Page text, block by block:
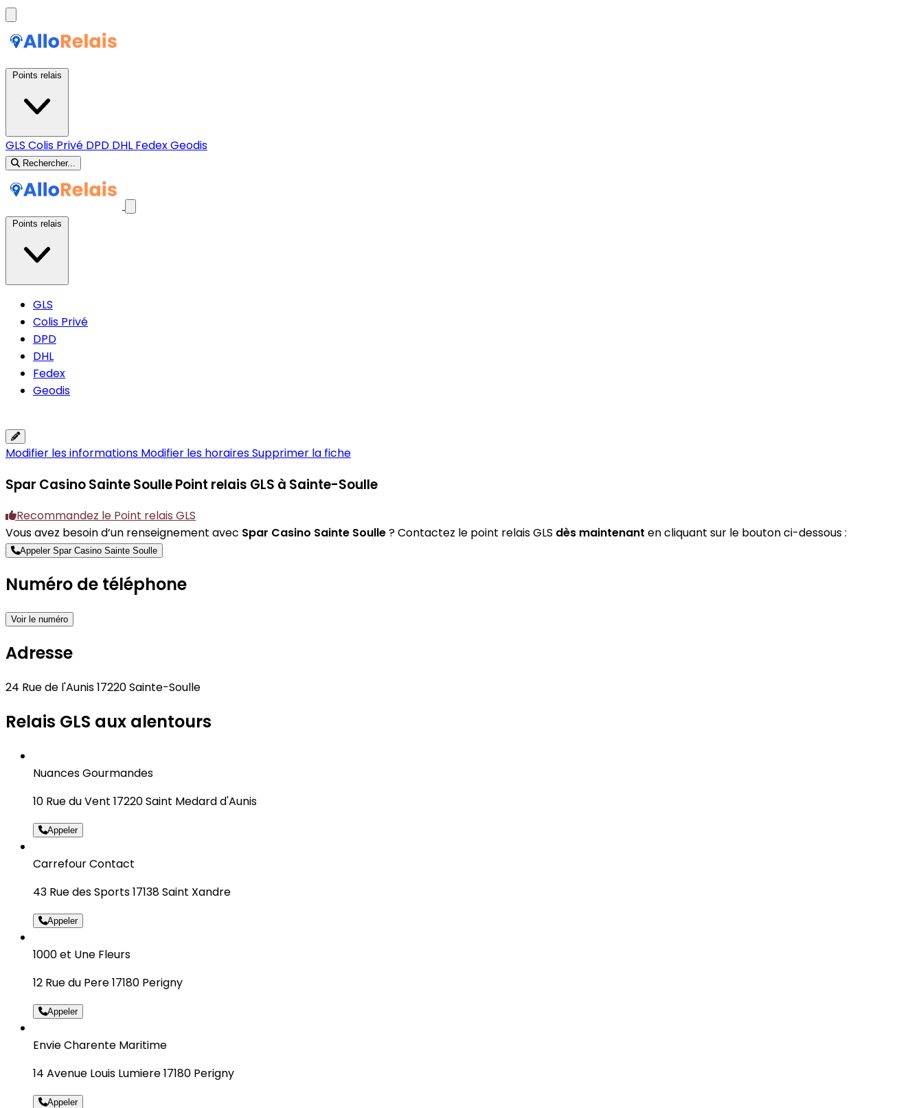
GLS Colis Privé DPD DHL FedexGeodis
Rechercher...
GLS
Colis Privé
DPD
DHL
Fedex
Geodis
Modifier les informations Modifier les horairesSupprimer la fiche
Spar Casino Sainte SoullePoint relais GLS à Sainte-Soulle
Recommandez le Point relais GLS
Vous avez besoin d’un renseignement avec Spar Casino Sainte Soulle? Contactez le point relais GLS dès maintenant en cliquant sur le bouton ci-dessous :
Appeler Spar Casino Sainte Soulle
Numéro de téléphone
Voir le numéro
Adresse
24 Rue de l'Aunis 17220 Sainte-Soulle
Relais GLS aux alentours
Nuances Gourmandes
10 Rue du Vent 17220 Saint Medard d'Aunis
Appeler
Carrefour Contact
43 Rue des Sports 17138 Saint Xandre
Appeler
1000 et Une Fleurs
12 Rue du Pere 17180 Perigny
Appeler
Envie Charente Maritime
14 Avenue Louis Lumiere 17180 Perigny
Appeler